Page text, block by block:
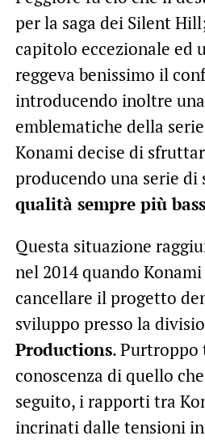
per la saga dei Silent
capitolo eccezionale ed
reggeva benissimo il
introducendo inoltre
emblematiche della
Konami decise di
producendo una serie
qualità sempre più
Questa situazione
nel 2014 quando
cancellare il progetto
sviluppo presso la
Productions. Purtroppo
conoscenza di quello
seguito, i rapporti tra
incrinati dalle tensioni